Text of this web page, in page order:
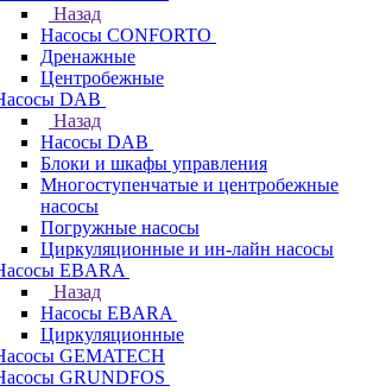
Назад
Насосы CONFORTO
Дренажные
Центробежные
DAB
Назад
Насосы DAB
Блоки и шкафы управления
Многоступенчатые и центробежные
насосы
Погружные насосы
Циркуляционные и ин-лайн насосы
EBARA
Назад
Насосы EBARA
Циркуляционные
GEMATECH
GRUNDFOS